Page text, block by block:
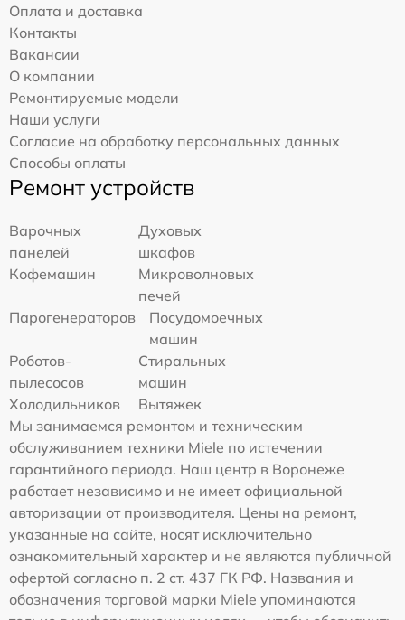
Оплата и доставка
Контакты
Вакансии
О компании
Ремонтируемые модели
Наши услуги
Согласие на обработку персональных данных
Способы оплаты
Ремонт устройств
Варочных
панелей
Духовых
шкафов
Кофемашин
Микроволновых
печей
Парогенераторов
Посудомоечных
машин
Роботов-
пылесосов
Стиральных
машин
Холодильников
Вытяжек
Мы занимаемся ремонтом и техническим
обслуживанием техники Miele по истечении
гарантийного периода. Наш центр в Воронеже
работает независимо и не имеет официальной
авторизации от производителя. Цены на ремонт,
указанные на сайте, носят исключительно
ознакомительный характер и не являются публичной
офертой согласно п. 2 ст. 437 ГК РФ. Названия и
обозначения торговой марки Miele упоминаются